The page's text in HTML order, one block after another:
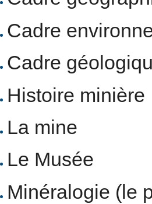
Cadre
Cadre
Histoire minière
La mine
Le Musée
Minéralogie (le